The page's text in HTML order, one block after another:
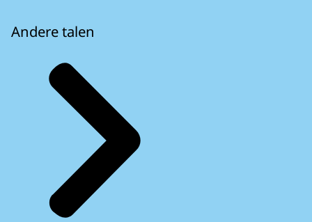
Andere talen